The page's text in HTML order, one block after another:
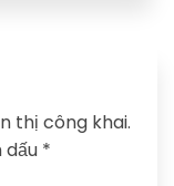
thị công khai.
*